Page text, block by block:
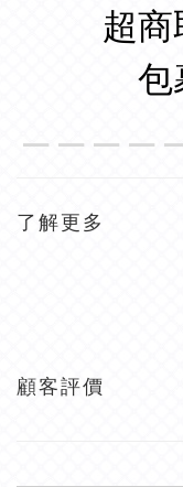
超
包
了解更多
顧客評價